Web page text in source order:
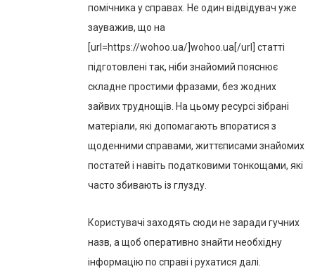
помічника у справах. Не один відвідувач уже
зауважив, що на
[url=https://wohoo.ua/]wohoo.ua[/url] статті
підготовлені так, ніби знайомий пояснює
складне простими фразами, без жодних
зайвих труднощів. На цьому ресурсі зібрані
матеріали, які допомагають впоратися з
щоденними справами, життєписами знайомих
постатей і навіть податковими тонкощами, які
часто збивають із глузду.
Користувачі заходять сюди не заради гучних
назв, а щоб оперативно знайти необхідну
інформацію по справі і рухатися далі.